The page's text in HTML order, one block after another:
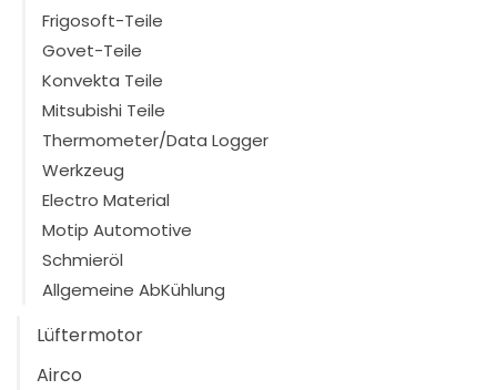
Frigosoft-Teile
Govet-Teile
Konvekta Teile
Mitsubishi Teile
Thermometer/Data Logger
Werkzeug
Electro Material
Motip Automotive
Schmieröl
Allgemeine AbKühlung
Lüftermotor
Airco